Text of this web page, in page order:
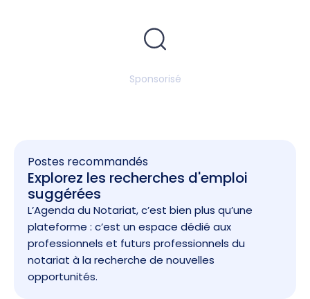
Sponsorisé
Postes recommandés
Explorez les recherches d'emploi
suggérées
L’Agenda du Notariat, c’est bien plus qu’une
plateforme : c’est un espace dédié aux
professionnels et futurs professionnels du
notariat à la recherche de nouvelles
opportunités.